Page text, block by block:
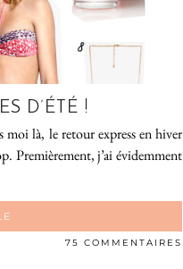
D’ÉTÉ !
moi là, le retour express en hiver
Premièrement, j’ai évidemment
75 COMMENTAIRES